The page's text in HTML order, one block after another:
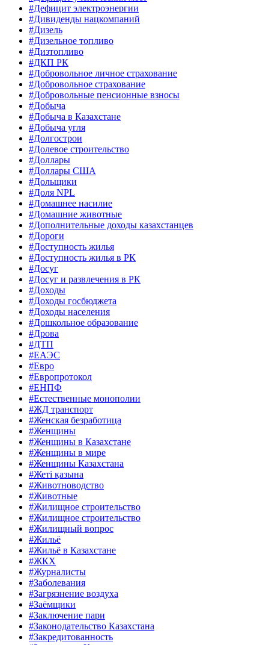
#Дефицит электроэнергии
#Дивиденды нацкомпаний
#Дизель
#Дизельное топливо
#Дизтопливо
#ДКП РК
#Добровольное личное страхование
#Добровольное страхование
#Добровольные пенсионные взносы
#Добыча
#Добыча в Казахстане
#Добыча угля
#Долгострои
#Долевое строительство
#Доллары
#Доллары США
#Дольщики
#Доля NPL
#Домашнее насилие
#Домашние животные
#Дополнительные доходы казахстанцев
#Дороги
#Доступность жилья
#Доступность жилья в РК
#Досуг
#Досуг и развлечения в РК
#Доходы
#Доходы госбюджета
#Доходы населения
#Дошкольное образование
#Дрова
#ДТП
#ЕАЭС
#Евро
#Европротокол
#ЕНПФ
#Естественные монополии
#ЖД транспорт
#Женская безработица
#Женщины
#Женщины в Казахстане
#Женщины в мире
#Женщины Казахстана
#Жеті қазына
#Животноводство
#Животные
#Жилищное строительство
#Жилищное строительство
#Жилищный вопрос
#Жильё
#Жильё в Казахстане
#ЖКХ
#Журналисты
#Заболевания
#Загрязнение воздуха
#Заёмщики
#Заключение пари
#Законодательство Казахстана
#Закредитованность